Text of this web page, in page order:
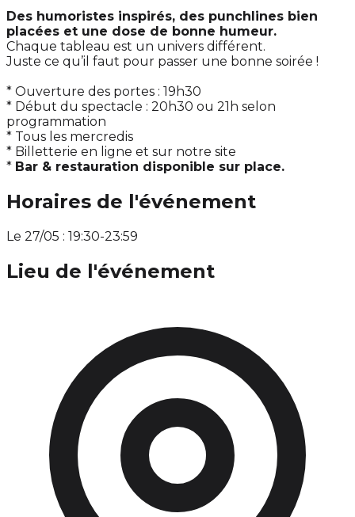
Des humoristes inspirés, des punchlines bien
placées et une dose de bonne humeur.
Chaque tableau est un univers différent.
Juste ce qu’il faut pour passer une bonne soirée !
* Ouverture des portes : 19h30
* Début du spectacle : 20h30 ou 21h selon
programmation
* Tous les mercredis
* Billetterie en ligne et sur notre site
* Bar & restauration disponible sur place.
Horaires de l'événement
Le 27/05 : 19:30-23:59
Lieu de l'événement